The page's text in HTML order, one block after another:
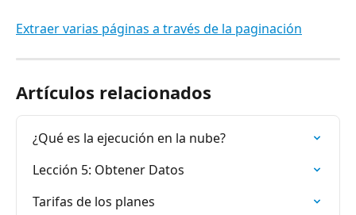
Extraer varias páginas a través de la paginación
Artículos relacionados
¿Qué es la ejecución en la nube?
Lección 5: Obtener Datos
Tarifas de los planes